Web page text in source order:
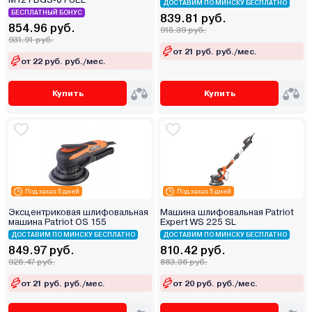
БЕСПЛАТНЫЙ БОНУС
854.96 руб.
931.91 руб.
от 22 руб. руб./мес.
Купить
ДОСТАВИМ ПО МИНСКУ БЕСПЛАТНО
839.81 руб.
915.39 руб.
от 21 руб. руб./мес.
Купить
Под заказ 5 дней
Эксцентриковая шлифовальная
машина Patriot OS 155
ДОСТАВИМ ПО МИНСКУ БЕСПЛАТНО
849.97 руб.
926.47 руб.
от 21 руб. руб./мес.
Под заказ 5 дней
Машина шлифовальная Patriot
Expert WS 225 SL
ДОСТАВИМ ПО МИНСКУ БЕСПЛАТНО
810.42 руб.
883.36 руб.
от 20 руб. руб./мес.